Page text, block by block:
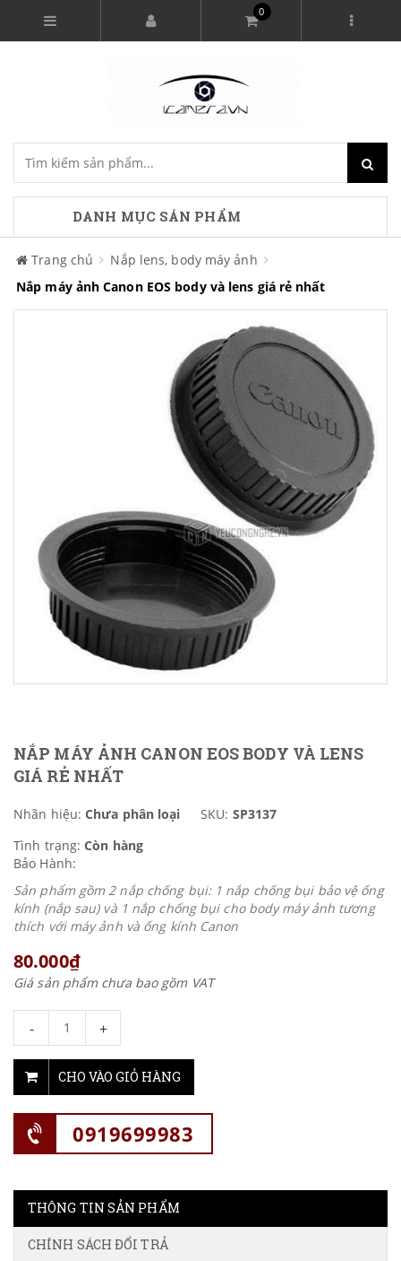
0
DANH MỤC SẢN PHẨM
Trang chủ
Nắp lens, body máy ảnh
Nắp máy ảnh Canon EOS body và lens giá rẻ nhất
NẮP MÁY ẢNH CANON EOS BODY VÀ LENS
GIÁ RẺ NHẤT
Nhãn hiệu: Chưa phân loại SKU: SP3137
Tình trạng: Còn hàng
Bảo Hành:
Sản phẩm gồm 2 nắp chống bụi: 1 nắp chống bụi bảo vệ ống
kính (nắp sau) và 1 nắp chống bụi cho body máy ảnh tương
thích với máy ảnh và ống kính Canon
80.000₫
Giá sản phẩm chưa bao gồm VAT
- +
CHO VÀO GIỎ HÀNG
0919699983
THÔNG TIN SẢN PHẨM
CHÍNH SÁCH ĐỔI TRẢ